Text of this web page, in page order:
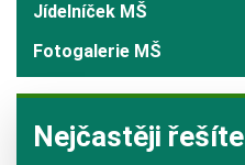
Jídelníček MŠ
Fotogalerie MŠ
Nejčastěji řešíte